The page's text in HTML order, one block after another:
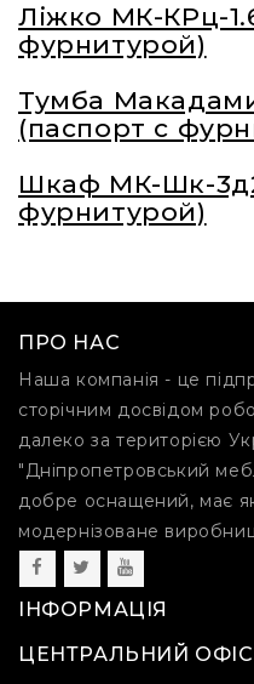
Ліжко МК-КРц-
фурнитурой)
Тумба
(паспорт с
Шкаф МК-Шк-
фурнитурой)
ПРО НАС
Наша компанія - це
сторічним досвідом
далеко за територією
"Дніпропетровський
добре оснащений, має
модернізоване
ІНФОРМАЦІЯ
ЦЕНТРАЛЬНИЙ